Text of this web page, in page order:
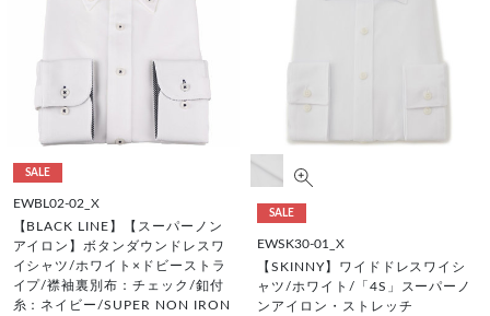
SALE
EWBL02-02_X
【BLACK LINE】【スーパーノン
アイロン】ボタンダウンドレスワ
イシャツ/ホワイト×ドビーストラ
イプ/襟袖裏別布：チェック/釦付
糸：ネイビー/SUPER NON IRON
SALE
EWSK30-01_X
【SKINNY】ワイドドレスワイシ
ャツ/ホワイト/「4S」スーパーノ
ンアイロン・ストレッチ